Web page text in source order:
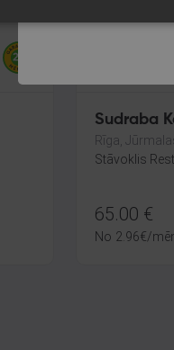
Sudraba
Rīga,
Stāvoklis
65.00 €
No 2.96€/